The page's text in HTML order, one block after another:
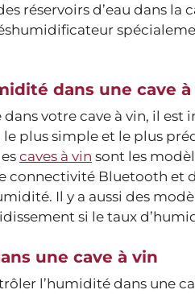
réservoirs d’eau dans la
dans une cave à
votre cave à vin, il
plus simple et le plus
caves à vin sont les
connectivité Bluetooth et
Il y a aussi des
si le taux
une cave à vin
l’humidité dans une